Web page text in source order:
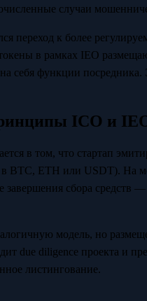
случаи
переход к более
в рамках IEO
на себя функции
ICO и
в том, что стартап
BTC, ETH или USDT). На
завершения сбора средств
модель, но
due diligence проекта и
листингование.